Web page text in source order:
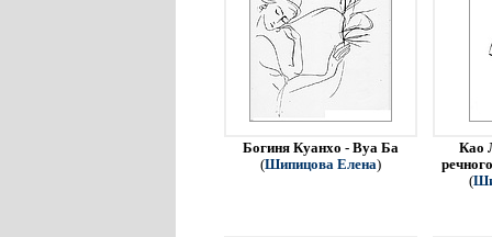
Богиня Куанхо - Вуа Ба
(Шипицова Елена)
Као
(